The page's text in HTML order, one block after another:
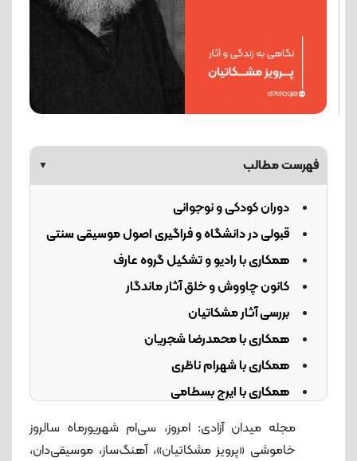
فهرست مطالب ▼
دوران کودکی و نوجوانی
قبولی در دانشگاه و فراگیری اصول موسیقی سنتی
همکاری با رادیو و تشکیل گروه عارف
کانون چاووش و خلق آثار ماندگار
بررسی آثار مشکاتیان
همکاری با محمدرضا شجریان
همکاری با شهرام ناظری
همکاری با ایرج بسطامی
همکاری با علیرضا افتخاری
دیگر آثار مشکاتیان
مجله میدان آزادی: امروز، سی‌ام شهریورماه سالروز
خاموشی «پرویز مشکاتیان»، آهنگ‌ساز، موسیقی‌دان،